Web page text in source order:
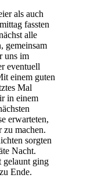
als auch
fassten
alle
gemeinsam
uns im
eventuell
einem guten
Mal
in einem
erwarteten,
zu machen.
sorgten
Nacht.
gelaunt ging
Ende.